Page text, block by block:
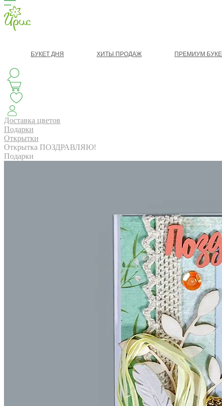
БУКЕТ ДНЯ ХИТЫ ПРОДАЖ ПРЕМИУМ
АВТОРСКИЕ БУКЕТЫ
Доставка цветов
Подарки
Открытки
Открытка ПОЗДРАВЛЯЮ!
Подарки